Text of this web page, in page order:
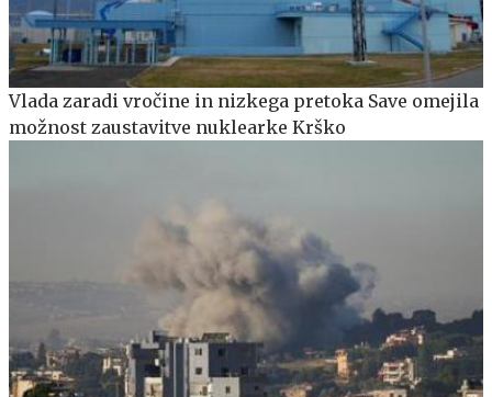
Vlada zaradi vročine in nizkega pretoka Save omejila
možnost zaustavitve nuklearke Krško